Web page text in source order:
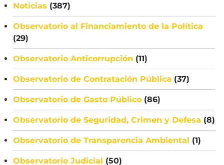
Noticias (387)
Observatorio al Financiamiento de la Política
(29)
Observatorio Anticorrupción (11)
Observatorio de Contratación Pública (37)
Observatorio de Gasto Público (86)
Observatorio de Seguridad, Crimen y Defesa (8)
Observatorio de Transparencia Ambiental (1)
Observatorio Judicial (50)